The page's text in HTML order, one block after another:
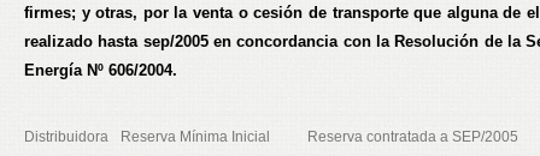
firmes; y otras, por la venta o cesión de transporte que alguna de
realizado hasta sep/2005 en concordancia con la Resolución de la
Energía Nº 606/2004.
Distribuidora
Reserva Mínima Inicial
Reserva contratada a SEP/2005